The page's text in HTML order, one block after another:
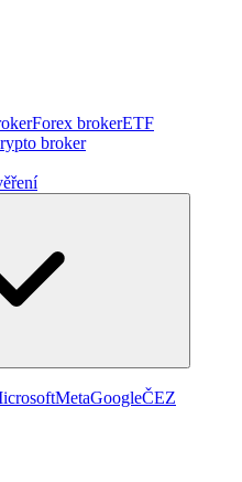
Forex brokerETF
broker
MetaGoogleČEZ